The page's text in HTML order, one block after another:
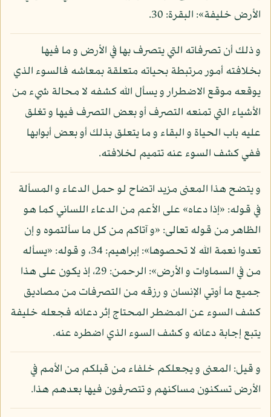
الأرض خليفة»: البقرة: 30.
و ذلك أن تصرفاته التي يتصرف بها في الأرض و ما فيها
بخلافته أمور مرتبطة بحياته متعلقة بمعاشه فالسوء الذي
يوقعه موقع الاضطرار و يسأل الله كشفه لا محالة شيء من
الأشياء التي تمنعه التصرف أو بعض التصرف فيها و تغلق
عليه باب الحياة و البقاء و ما يتعلق بذلك أو بعض أبوابها
ففي كشف السوء عنه تتميم لخلافته.
و يتضح هذا المعنى مزيد اتضاح لو حمل الدعاء و المسألة
في قوله: «إذا دعاه» على الأعم من الدعاء اللساني كما هو
الظاهر من قوله تعالى: «و آتاكم من كل ما سألتموه و إن
تعدوا نعمة الله لا تحصوها»: إبراهيم: 34، و قوله: «يسأله
من في السماوات و الأرض»: الرحمن: 29، إذ يكون على هذا
جميع ما أوتي الإنسان و رزقه من التصرفات من مصاديق
كشف السوء عن المضطر المحتاج إثر دعائه فجعله خليفة
يتبع إجابة دعائه و كشف السوء الذي اضطره عنه.
و قيل: المعنى و يجعلكم خلفاء من قبلكم من الأمم في
الأرض تسكنون مساكنهم و تتصرفون فيها بعدهم هذا.